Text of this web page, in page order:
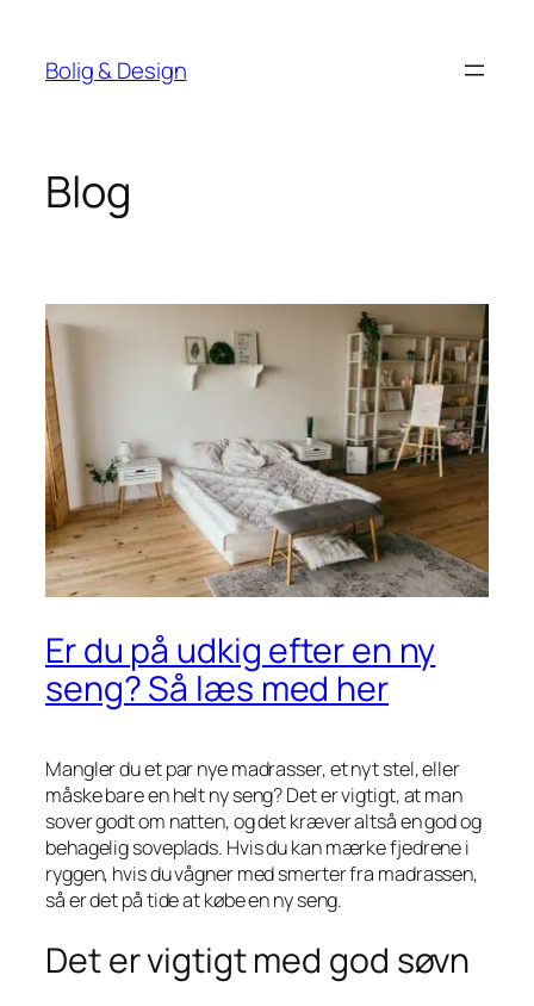
indhold
Bolig & Design
Blog
Er du på udkig efter en ny
seng? Så læs med her
Mangler du et par nye madrasser, et nyt stel, eller
måske bare en helt ny seng? Det er vigtigt, at man
sover godt om natten, og det kræver altså en god og
behagelig soveplads. Hvis du kan mærke fjedrene i
ryggen, hvis du vågner med smerter fra madrassen,
så er det på tide at købe en ny seng.
Det er vigtigt med god søvn